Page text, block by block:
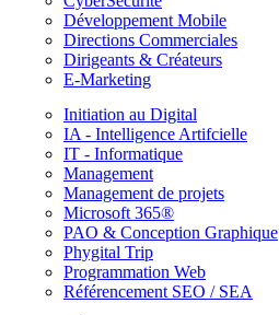
Développement Mobile
Directions Commerciales
Dirigeants & Créateurs
E-Marketing
Initiation au Digital
IA - Intelligence Artifcielle
IT - Informatique
Management
Management de projets
Microsoft 365®
PAO & Conception Graphique
Phygital Trip
Programmation Web
Référencement SEO / SEA